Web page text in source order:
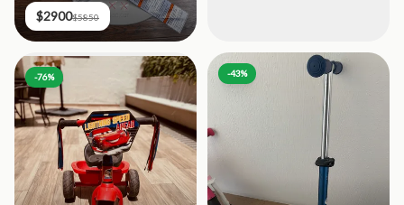
$2900$5850
-76% -43%